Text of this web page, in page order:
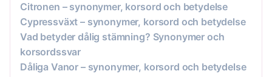
Citronen – synonymer, korsord och betydelse
Cypressväxt – synonymer, korsord och betydelse
Vad betyder dålig stämning? Synonymer och
korsordssvar
Dåliga Vanor – synonymer, korsord och betydelse